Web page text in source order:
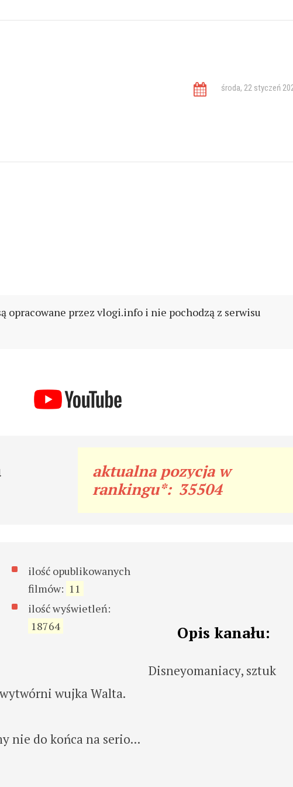
środa, 22 styczeń
opracowane przez vlogi.info i nie pochodzą z serwisu
aktualna pozycja w
rankingu*: 35504
ilość opublikowanych
filmów: 11
ilość wyświetleń:
18764
Opis kanału:
Disneyomaniacy, sztuk
wujka Walta.
nie do końca na serio...